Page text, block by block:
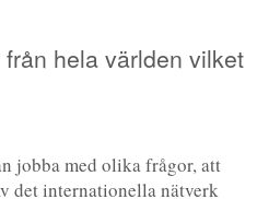
hela världen vilket
jobba med olika frågor, att
det internationella nätverk